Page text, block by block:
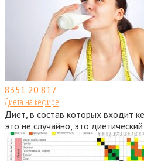
8351 20 817
Диета на кефире
Диет, в состав которых входит
это не случайно, это диетический